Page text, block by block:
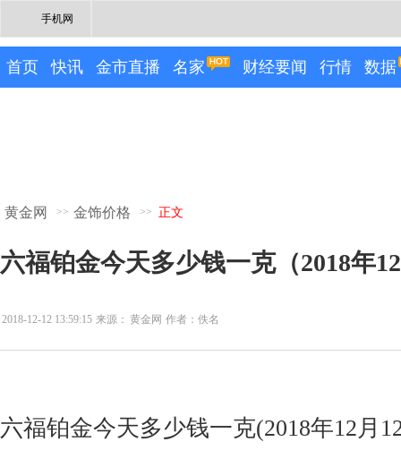
手机网
首页 快讯 金市直播 名家 财经要闻 行情 数据
黄金网 >> 金饰价格 >> 正文
六福铂金今天多少钱一克（2018年
2018-12-12 13:59:15 来源： 黄金网 作者：佚名
六福铂金今天多少钱一克(2018年12月